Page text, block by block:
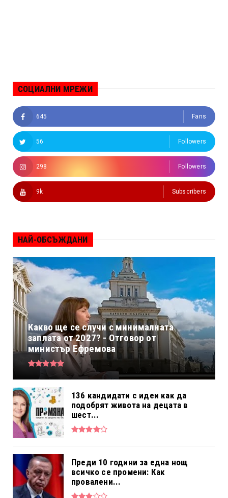
СОЦИАЛНИ МРЕЖИ
645 Fans
56 Followers
298 Followers
9k Subscribers
НАЙ-ОБСЪЖДАНИ
Какво ще се случи с минималната
заплата от 2027? - Отговор от
министър Ефремова
136 кандидати с идеи как да
подобрят живота на децата в
шест...
Преди 10 години за една нощ
всичко се промени: Как
провалени...